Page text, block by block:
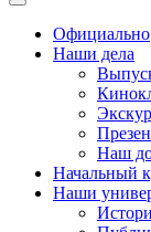
Официально
Наши дела
Наш
Начальный
Наши